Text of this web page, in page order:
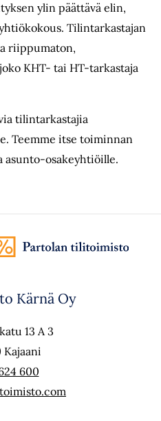
ylin päättävä elin,
Tilintarkastajan
riippumaton,
KHT- tai HT-tarkastaja
tilintarkastajia
Teemme itse toiminnan
asunto-osakeyhtiöille.
Kärnä Oy
13 A 3
Kajaani
600